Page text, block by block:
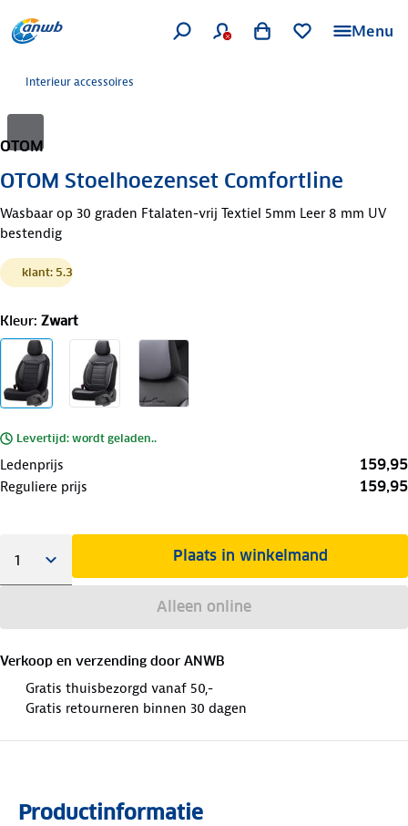
Menu
Interieur accessoires
OTOM
OTOM Stoelhoezenset Comfortline
Wasbaar op 30 graden Ftalaten-vrij Textiel 5mm Leer 8 mm UV
bestendig
klant: 5.3
Kleur: Zwart
Levertijd: wordt geladen..
Ledenprijs 159,95
Reguliere prijs 159,95
Plaats in winkelmand
Alleen online
Verkoop en verzending door ANWB
Gratis thuisbezorgd vanaf 50,-
Gratis retourneren binnen 30 dagen
Productinformatie